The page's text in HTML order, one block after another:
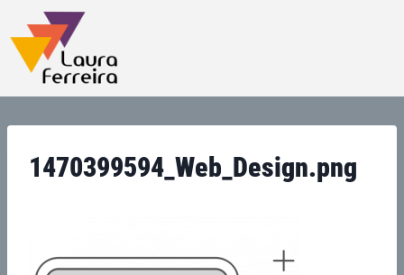
1470399594_Web_Design.png